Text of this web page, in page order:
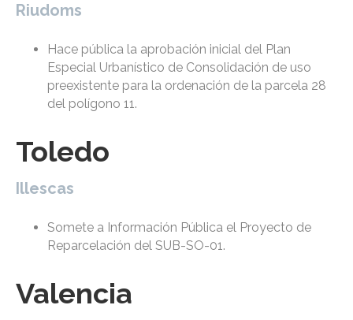
Riudoms
Hace pública la aprobación inicial del Plan
Especial Urbanístico de Consolidación de uso
preexistente para la ordenación de la parcela 28
del polígono 11.
Toledo
Illescas
Somete a Información Pública el Proyecto de
Reparcelación del SUB-SO-01.
Valencia